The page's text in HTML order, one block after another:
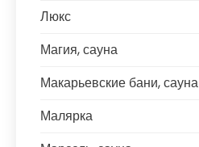
Люкс
Магия, сауна
Макарьевские бани, сауна
Малярка